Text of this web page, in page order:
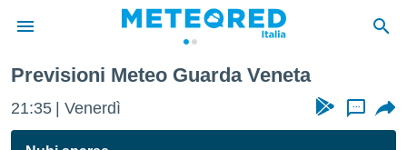
di
Previsioni Meteo Guarda Veneta
21:35 Venerdì ...